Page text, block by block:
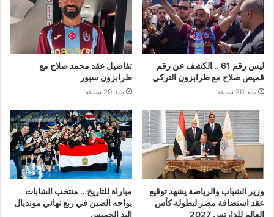
ليس رقم 61 .. الكشف عن رقم
قميص صلاح مع طرابزون التركي
منذ 20 ساعة
تفاصيل عقد محمد صلاح مع
طرابزون سبور
منذ 20 ساعة
وزير الشباب والرياضة يشهد توقيع
عقد استضافة مصر لبطولة كأس
العالم للدارتس 2027
مباراة للتاريخ .. منتخب الشابات
يواجه الصين في ربع نهائي مونديال
اليد الخميس